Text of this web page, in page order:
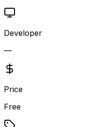
Developer
—
Price
Free